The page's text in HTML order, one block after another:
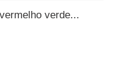
verde...